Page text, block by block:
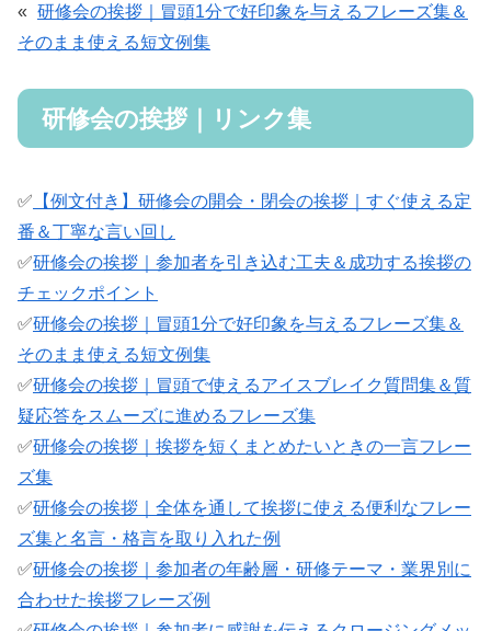
« 研修会の挨拶｜冒頭1分で好印象を与えるフレーズ集＆
そのまま使える短文例集
研修会の挨拶｜リンク集
✅ 【例文付き】研修会の開会・閉会の挨拶｜すぐ使える定
番＆丁寧な言い回し
✅研修会の挨拶｜参加者を引き込む工夫＆成功する挨拶の
チェックポイント
✅研修会の挨拶｜冒頭1分で好印象を与えるフレーズ集＆
そのまま使える短文例集
✅研修会の挨拶｜冒頭で使えるアイスブレイク質問集＆質
疑応答をスムーズに進めるフレーズ集
✅研修会の挨拶｜挨拶を短くまとめたいときの一言フレー
ズ集
✅研修会の挨拶｜全体を通して挨拶に使える便利なフレー
ズ集と名言・格言を取り入れた例
✅研修会の挨拶｜参加者の年齢層・研修テーマ・業界別に
合わせた挨拶フレーズ例